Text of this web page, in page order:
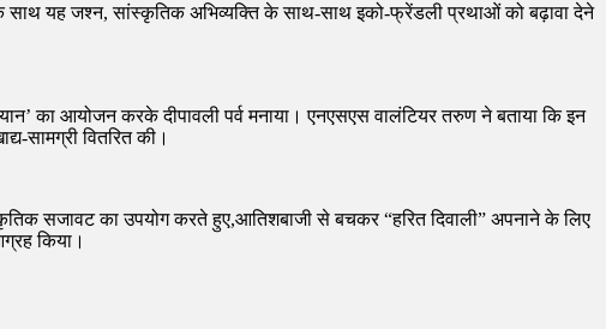
के साथ यह जश्न, सांस्कृतिक अभिव्यक्ति के साथ-साथ इको-फ्रेंडली प्रथाओं को बढ़ावा देने
का आयोजन करके दीपावली पर्व मनाया। एनएसएस वालंटियर तरुण ने बताया कि इन
सामग्री वितरित की।
सजावट का उपयोग करते हुए,आतिशबाजी से बचकर “हरित दिवाली” अपनाने के लिए
किया।